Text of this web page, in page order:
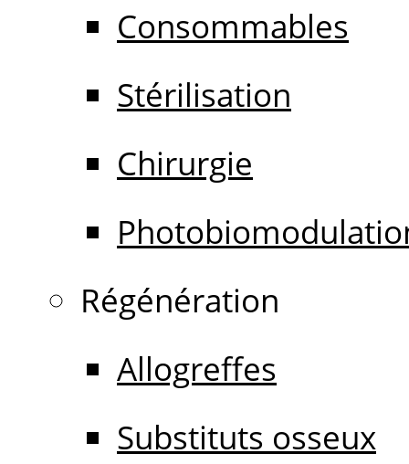
Consommables
Stérilisation
Chirurgie
Régénération
Allogreffes
Substituts osseux